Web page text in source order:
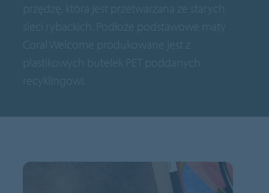
przędzę, która jest przetwarzana ze starych
sieci rybackich. Podłoże podstawowe maty
Coral Welcome produkowane jest z
plastikowych butelek PET poddanych
recyklingowi.